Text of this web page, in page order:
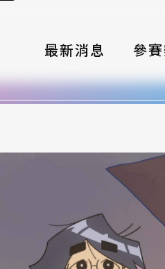
最新消息 參
大賽
時程與
報名格
評選與
簡章